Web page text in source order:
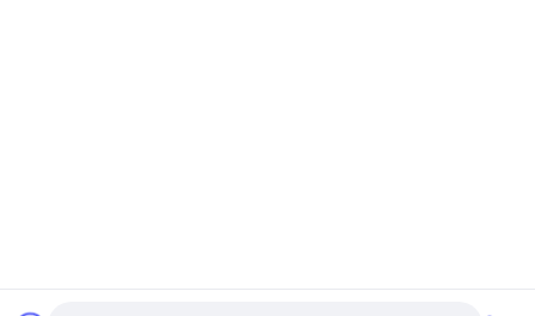
Yuesheng Import and Export Trading Co., Ltd. Όλα. Όλα τα